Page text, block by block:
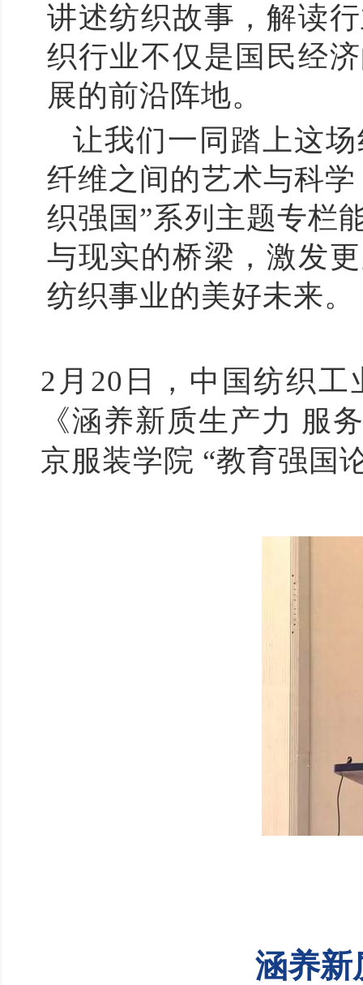
讲述纺织故事，解读
织行业不仅是国民经
展的前沿阵地。
让我们一同踏上这
纤维之间的艺术与科
织强国”系列主题专栏
与现实的桥梁，激发
纺织事业的美好未来。
2 月 20 日，中国纺织
《涵养新质生产力 服
京服装学院 “教育强国
涵养新